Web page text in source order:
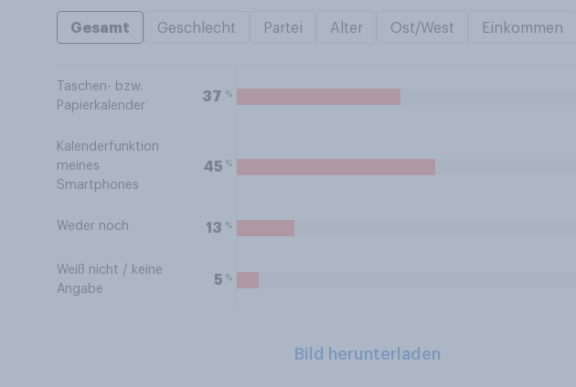
Gesamt Geschlecht Partei Alter Ost/West Einkommen
Taschen- bzw.
Papierkalender
37 %
Kalenderfunktion
meines
Smartphones
45 %
Weder noch 13 %
Weiß nicht / keine
Angabe
5 %
Bild herunterladen